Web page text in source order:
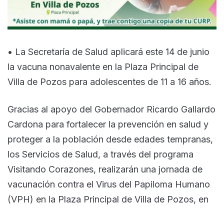
• La Secretaría de Salud aplicará este 14 de junio
la vacuna nonavalente en la Plaza Principal de
Villa de Pozos para adolescentes de 11 a 16 años.
Gracias al apoyo del Gobernador Ricardo Gallardo
Cardona para fortalecer la prevención en salud y
proteger a la población desde edades tempranas,
los Servicios de Salud, a través del programa
Visitando Corazones, realizarán una jornada de
vacunación contra el Virus del Papiloma Humano
(VPH) en la Plaza Principal de Villa de Pozos, en